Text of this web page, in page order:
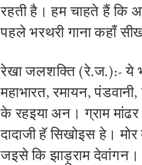
रहती है। हम चाहते हैं कि
पहले भरथरी गाना कहाँ
रेखा जलशक्ति (रे.ज.):- ये
महाभारत, रमायन,
के रहइया अन। ग्राम मांढर
दादाजी हॅ सिखोइस हे।
जइसे कि झाड़ूराम देवांगन।